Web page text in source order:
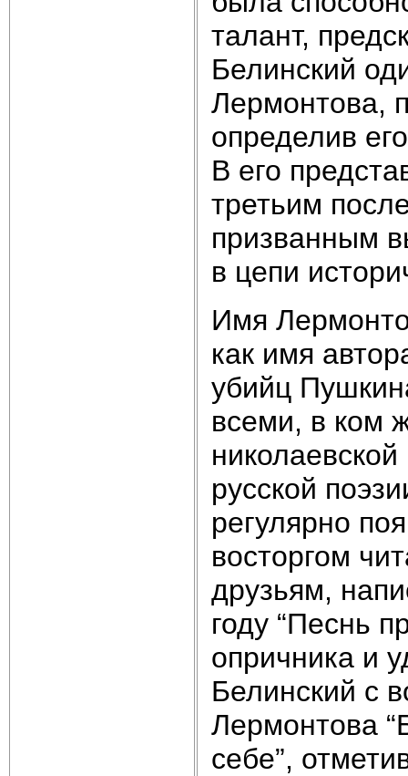
талант,
Белинский
Лермонтова,
определив
В его
третьим
призванным
в цепи
Имя
как имя
убийц
всеми, в ком
русской
регулярно
восторгом
друзьям,
году “Песнь
опричника и
Белинский с
Лермонтова
себе”,